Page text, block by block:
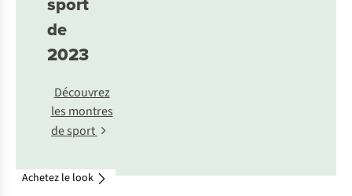
de
2023
Découvrez
les montres
de sport
Achetez le look